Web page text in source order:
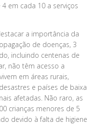
em cada 10 a serviços
a importância da
de doenças, 3
incluindo centenas de
não têm acesso a
em áreas rurais,
e países de baixa
afetadas. Não raro, as
crianças menores de 5
devido à falta de higiene